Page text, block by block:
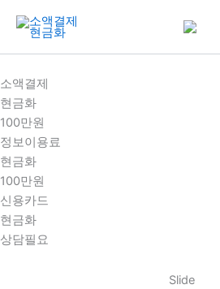
건
너
뛰
기
소액결제
현금화
100만원
정보이용료
현금화
100만원
신용카드
현금화
상담필요
Slide